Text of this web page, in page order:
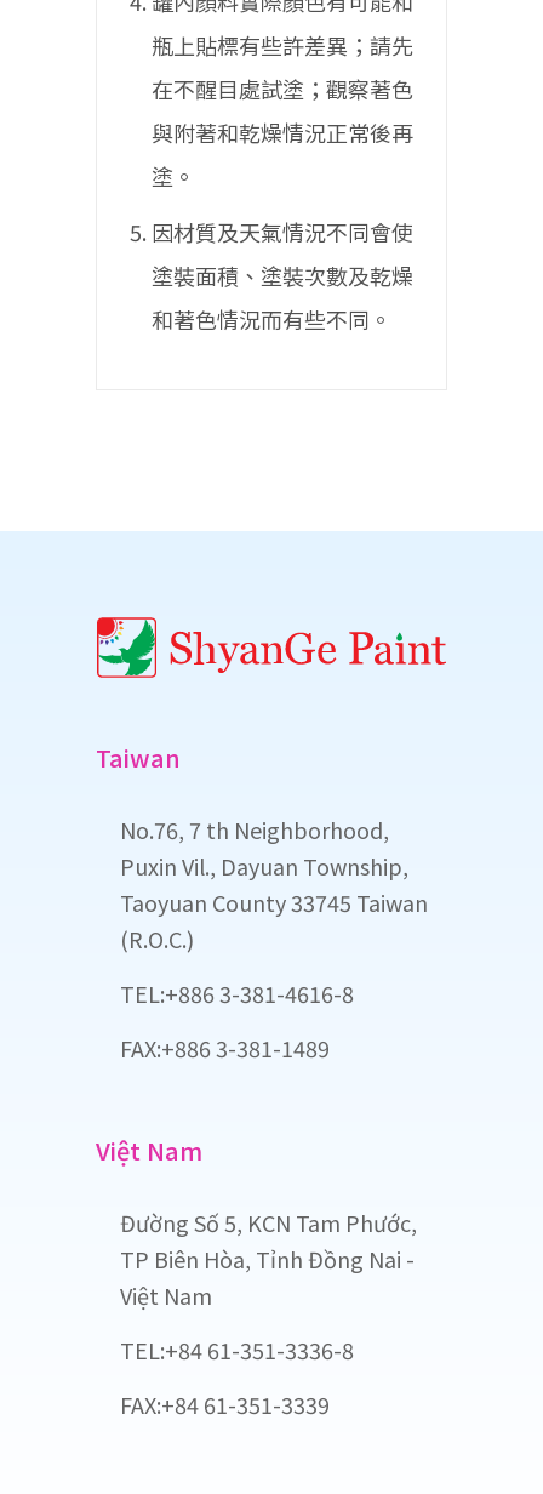
瓶上貼標有些許差異；請先
在不醒目處試塗；觀察著色
與附著和乾燥情況正常後再
塗。
因材質及天氣情況不同會使
塗裝面積、塗裝次數及乾燥
和著色情況而有些不同。
Taiwan
No.76, 7 th Neighborhood,
Puxin Vil., Dayuan Township,
Taoyuan County 33745 Taiwan
(R.O.C.)
TEL:+886 3-381-4616-8
FAX:+886 3-381-1489
Việt Nam
Đường Số 5, KCN Tam Phước,
TP Biên Hòa, Tỉnh Đồng Nai -
Việt Nam
TEL:+84 61-351-3336-8
FAX:+84 61-351-3339